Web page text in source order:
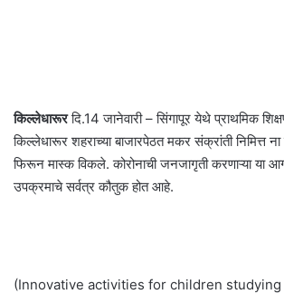
किल्लेधारूरदि.14 जानेवारी – सिंगापूर येथे प्राथमिक
किल्लेधारूर शहराच्या बाजारपेठत मकर संक्रांती निमित्त ना
फिरून मास्क विकले. कोरोनाची जनजागृती करणाऱ्या या
उपक्रमाचे सर्वत्र कौतुक होत आहे.
(Innovative activities for children